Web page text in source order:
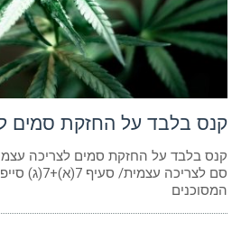
קנס בלבד על החזקת סמים
קנס בלבד על החזקת סמים לצריכה
סם לצריכה
המסוכנים